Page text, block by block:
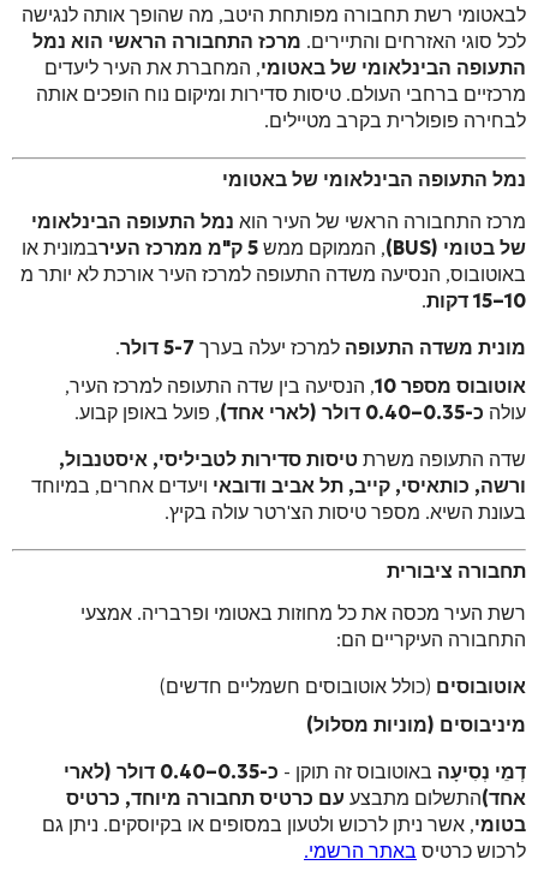
לבאטומי רשת תחבורה מפותחת היטב, מה שהופך אותה לנגישה
לכל סוגי האזרחים והתיירים. מרכז התחבורה הראשי הוא נמל
התעופה הבינלאומי של באטומי, המחברת את העיר ליעדים
מרכזיים ברחבי העולם. טיסות סדירות ומיקום נוח הופכים אותה
לבחירה פופולרית בקרב מטיילים.
נמל התעופה הבינלאומי של באטומי
מרכז התחבורה הראשי של העיר הוא נמל התעופה הבינלאומי
של בטומי (BUS)
, הממוקם ממש 5 ק"מ ממרכז העיר
במונית או
באוטובוס, הנסיעה משדה התעופה למרכז העיר אורכת לא יותר מ
10–15 דקות
.
מונית משדה התעופה למרכז יעלה בערך 5-7 דולר
.
אוטובוס מספר 10
, הנסיעה בין שדה התעופה למרכז העיר,
עולה כ-0.35–0.40 דולר (לארי אחד)
, פועל באופן קבוע.
שדה התעופה משרת טיסות סדירות לטביליסי, איסטנבול,
ורשה, כותאיסי, קייב, תל אביב ודובאי ויעדים אחרים, במיוחד
בעונת השיא. מספר טיסות הצ'רטר עולה בקיץ.
תחבורה ציבורית
רשת העיר מכסה את כל מחוזות באטומי ופרבריה. אמצעי
התחבורה העיקריים הם:
אוטובוסים (כולל אוטובוסים חשמליים חדשים)
מיניבוסים (מוניות מסלול)
דְמֵי נְסִיעָה באוטובוס זה תוקן -
כ-0.35–0.40 דולר (לארי
אחד)התשלום מתבצע עם כרטיס תחבורה מיוחד, כרטיס
בטומי, אשר ניתן לרכוש ולטעון במסופים או בקיוסקים. ניתן גם
לרכוש כרטיס באתר הרשמי.